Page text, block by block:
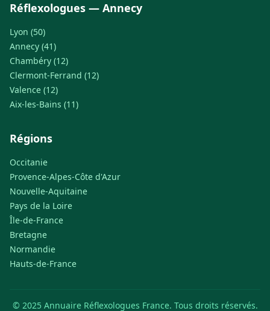
Réflexologues — Annecy
Lyon (50)
Annecy (41)
Chambéry (12)
Clermont-Ferrand (12)
Valence (12)
Aix-les-Bains (11)
Régions
Occitanie
Provence-Alpes-Côte d'Azur
Nouvelle-Aquitaine
Pays de la Loire
Île-de-France
Bretagne
Normandie
Hauts-de-France
© 2025 Annuaire Réflexologues France. Tous droits réservés.